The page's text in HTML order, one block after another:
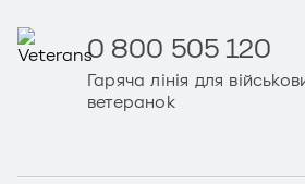
0 800 505 120
Гаряча лінія для
ветеранок